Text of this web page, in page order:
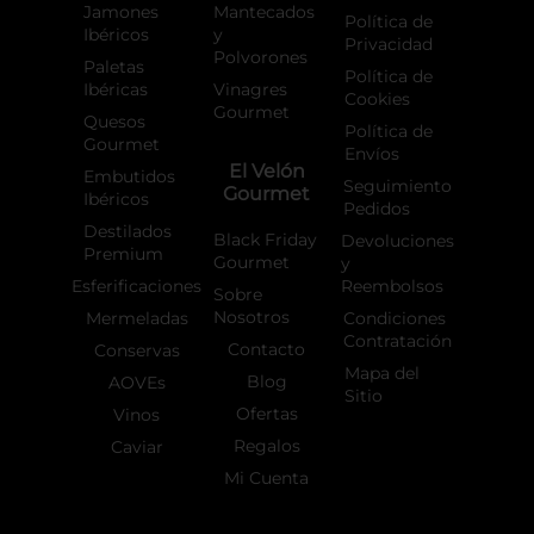
Jamones
Ibéricos
Paletas
Ibéricas
Quesos
Gourmet
Embutidos
Ibéricos
Destilados
Premium
Esferificaciones
Mermeladas
Conservas
AOVEs
Vinos
Caviar
Mantecados
y
Polvorones
Vinagres
Gourmet
El Velón
Gourmet
Black Friday
Gourmet
Sobre
Nosotros
Contacto
Blog
Ofertas
Regalos
Mi Cuenta
Política de
Privacidad
Política de
Cookies
Política de
Envíos
Seguimiento
Pedidos
Devoluciones
y
Reembolsos
Condiciones
Contratación
Mapa del
Sitio